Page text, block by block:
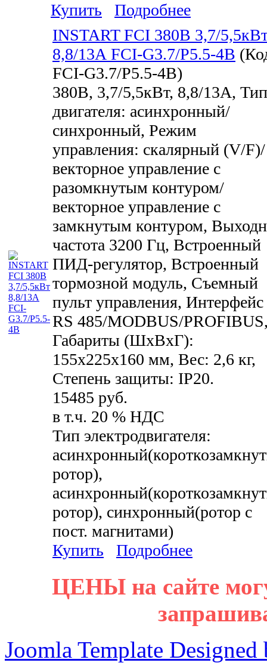
Купить
Подробнее
INSTART FCI 380В 3,7/
8,8/13А FCI-G3.7/P5.5-4B
FCI-G3.7/P5.5-4B)
380В, 3,7/5,5кВт, 8,8/13А, Тип
двигателя: асинхронный/
синхронный, Режим
управления: скалярный (V/F)/
векторное управление с
разомкнутым контуром/
векторное управление с
замкнутым контуром,
частота 3200 Гц, Встроенный
ПИД-регулятор, Встроенный
тормозной модуль, Съемный
пульт управления, Интерфейс
RS 485/MODBUS/
Габариты (ШхВхГ):
155x225x160 мм, Вес: 2,6 кг,
Степень защиты: IP20.
15485 руб.
в т.ч. 20 % НДС
Тип электродвигателя:
ротор),
ротор), синхронный(ротор с
пост. магнитами)
Купить
Подробнее
ЦЕНЫ на сайте
Joomla Template Designed